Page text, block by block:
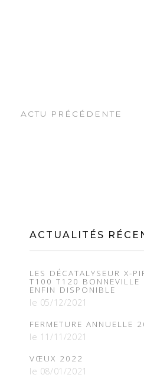
ACTU PRÉCÉDENTE
ACTUALITÉS
LES DÉCATALYSEUR X-
T100 T120 BONNEVILLE
ENFIN DISPONIBLE
le 05/12/2021
FERMETURE ANNUELLE
le 11/11/2021
VŒUX 2022
le 08/01/2021